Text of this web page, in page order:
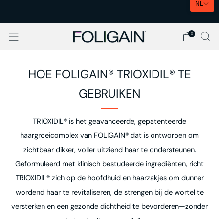
0
HOE FOLIGAIN® TRIOXIDIL® TE
GEBRUIKEN
TRIOXIDIL® is het geavanceerde, gepatenteerde
haargroeicomplex van FOLIGAIN® dat is ontworpen om
zichtbaar dikker, voller uitziend haar te ondersteunen.
Geformuleerd met klinisch bestudeerde ingrediënten, richt
TRIOXIDIL® zich op de hoofdhuid en haarzakjes om dunner
wordend haar te revitaliseren, de strengen bij de wortel te
versterken en een gezonde dichtheid te bevorderen—zonder
NL